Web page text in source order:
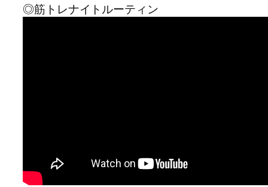
◎筋トレナイトルーティン